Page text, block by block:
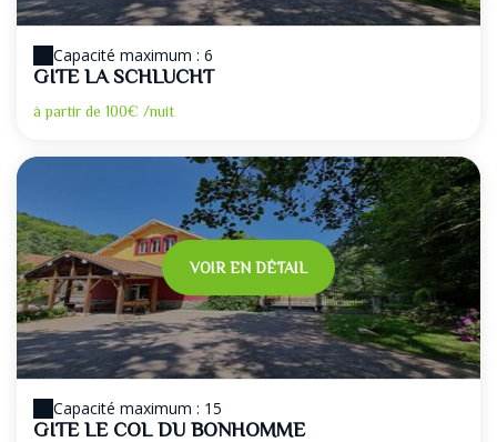
Capacité maximum : 6
GITE LA SCHLUCHT
à partir de 100€ /nuit
VOIR EN DÉTAIL
Capacité maximum : 15
GITE LE COL DU BONHOMME